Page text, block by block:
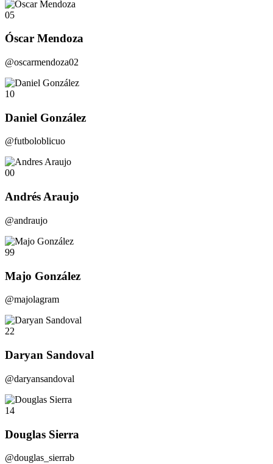
05
Óscar Mendoza
@oscarmendoza02
10
Daniel González
@futboloblicuo
00
Andrés Araujo
@andraujo
99
Majo González
@majolagram
22
Daryan Sandoval
@daryansandoval
14
Douglas Sierra
@douglas_sierrab